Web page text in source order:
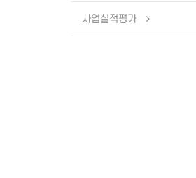
사업실적평가